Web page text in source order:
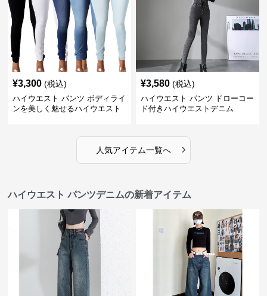
¥3,300 (税込)
ハイウエスト パンツ ボディライ
ンを美しく魅せるハイウエスト
¥3,580 (税込)
ハイウエスト パンツ ドローコー
ド付きハイウエストデニム
人気アイテム一覧へ ›
ハイウエスト パンツデニムの新着アイテム